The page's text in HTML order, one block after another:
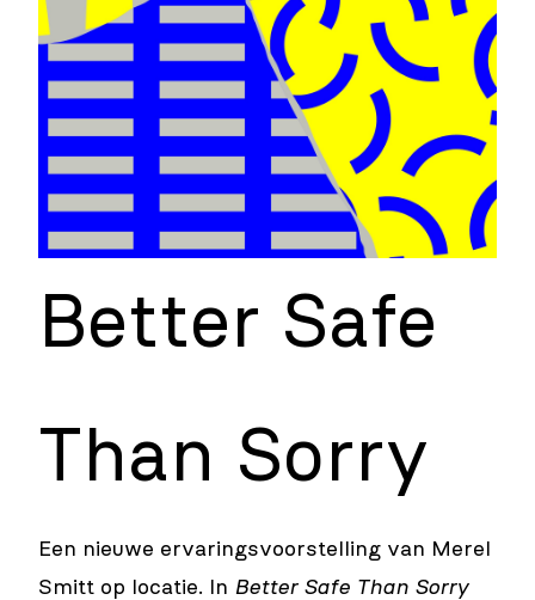
Better Safe
Than Sorry
Een nieuwe ervaringsvoorstelling van Merel
Smitt op locatie. In Better Safe Than Sorry